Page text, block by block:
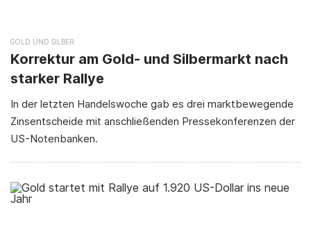
GOLD SILBER
Korrektur am Gold- und Silbermarkt nach
starker Rallye
In der letzten Handelswoche gab es drei marktbewegende
Zinsentscheide mit anschließenden Pressekonferenzen der
US-Notenbanken.